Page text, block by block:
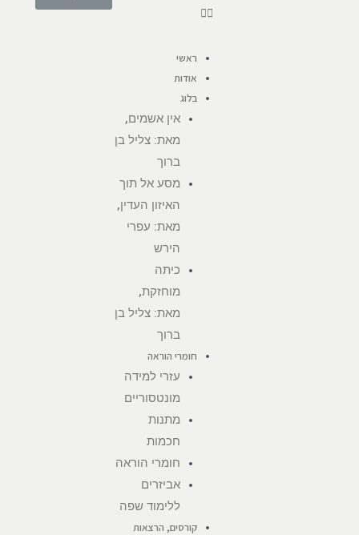
ראשי
אודות
בלוג
אין אשמים,
מאת: צליל בן
ברוך
מסע אל תוך
האיזון העדין,
מאת: עפרי
הירש
כיתה
מוחזקת,
מאת: צליל בן
ברוך
חומרי הוראה
עזרי למידה
מונטסוריים
מתנות
חכמות
חומרי הוראה
אביזרים
ללימוד שפה
קורסים, הרצאות